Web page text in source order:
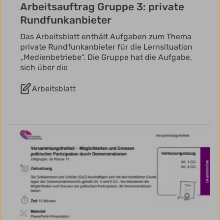
Arbeitsauftrag Gruppe 3: private
Rundfunkanbieter
Das Arbeitsblatt enthält Aufgaben zum Thema
private Rundfunkanbieter für die Lernsituation
„Medienbetriebe“. Die Gruppe hat die Aufgabe,
sich über die
Arbeitsblatt